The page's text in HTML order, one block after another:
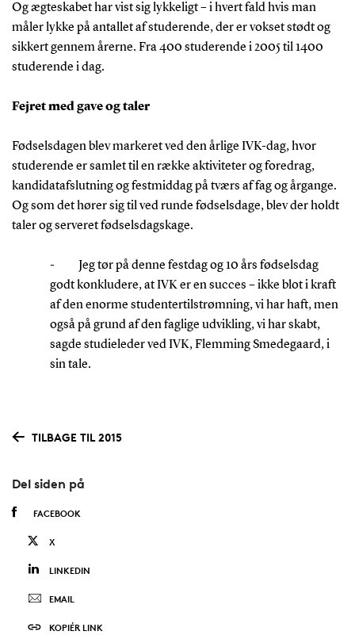
Og ægteskabet har vist sig lykkeligt – i hvert fald hvis man
måler lykke på antallet af studerende, der er vokset stødt og
sikkert gennem årerne. Fra 400 studerende i 2005 til 1400
studerende i dag.
Fejret med gave og taler
Fødselsdagen blev markeret ved den årlige IVK-dag, hvor
studerende er samlet til en række aktiviteter og foredrag,
kandidatafslutning og festmiddag på tværs af fag og årgange.
Og som det hører sig til ved runde fødselsdage, blev der holdt
taler og serveret fødselsdagskage.
- Jeg tør på denne festdag og 10 års fødselsdag
godt konkludere, at IVK er en succes – ikke blot i kraft
af den enorme studentertilstrømning, vi har haft, men
også på grund af den faglige udvikling, vi har skabt,
sagde studieleder ved IVK, Flemming Smedegaard, i
sin tale.
TILBAGE TIL 2015
Del siden på
FACEBOOK
X
LINKEDIN
EMAIL
KOPIÉR LINK